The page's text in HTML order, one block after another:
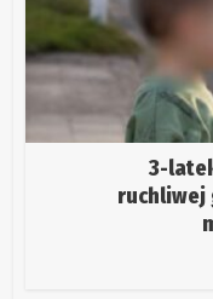
3-
ruchliwej